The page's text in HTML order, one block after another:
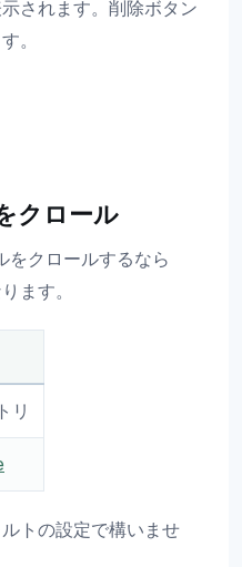
されます。削除ボタン
。
クロール
クロールするなら
ます。
リ
トの設定で構いませ